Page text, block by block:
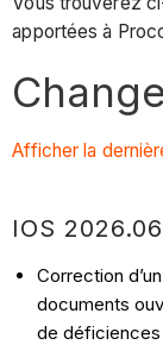
apportées à
Afficher la
IOS
Correction
documents
de déficiences